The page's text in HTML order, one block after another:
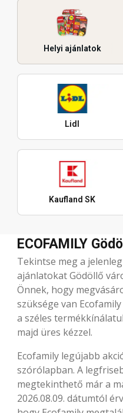
Helyi ajánlatok
Lidl
Kaufland SK
ECOFAMILY
Tekintse meg a
ajánlatokat Gödöllő
Önnek, hogy
szüksége van
a széles
majd üres kézzel.
Ecofamily legújabb
szórólapban. A
megtekinthető már a
2026.08.09. dátumtól